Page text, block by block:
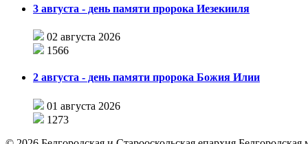
3 августа - день памяти пророка Иезекииля
02 августа 2026
1566
2 августа - день памяти пророка Божия Илии
01 августа 2026
1273